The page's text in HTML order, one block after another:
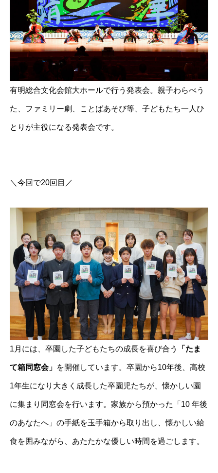
有明総合文化会館大ホールで行う発表会。親子わらべう
た、ファミリー劇、ことばあそび等、子どもたち一人ひ
とりが主役になる発表会です。
＼今回で20回目／
1月には、卒園した子どもたちの成長を喜び合う 「たま
て箱同窓会」 を開催しています。卒園から10年後、高校
1年生になり大きく成長した卒園児たちが、懐かしい園
に集まり同窓会を行います。家族から預かった「10 年後
のあなたへ」の手紙を玉手箱から取り出し、懐かしい給
食を囲みながら、あたたかな優しい時間を過ごします。